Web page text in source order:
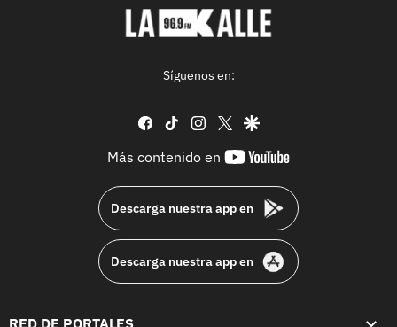
Síguenos en:
facebook
tiktok instagram
twittergoogle
Más contenido en
youtube-
Descarga nuestra app en
Descarga nuestra app en